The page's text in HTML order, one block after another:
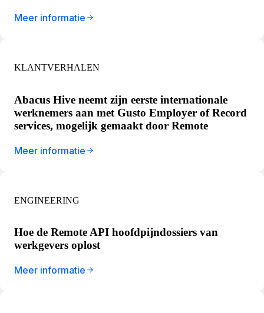
Meer informatie
KLANTVERHALEN
Abacus Hive neemt zijn eerste internationale
werknemers aan met Gusto Employer of Record
services, mogelijk gemaakt door Remote
Meer informatie
ENGINEERING
Hoe de Remote API hoofdpijndossiers van
werkgevers oplost
Meer informatie